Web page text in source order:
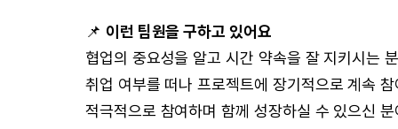
📌 이런 팀원을 구하고 있어요
협업의 중요성을 알고 시간 약속을 잘 지키시는 분
취업 여부를 떠나 프로젝트에 장기적으로 계속
적극적으로 참여하며 함께 성장하실 수 있으신